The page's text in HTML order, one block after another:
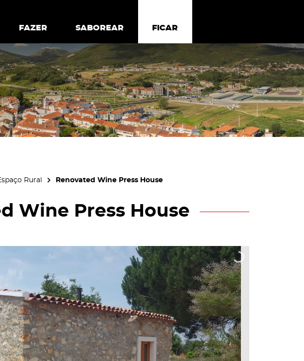
VISITAR FAZER SABOREAR FICAR
FAZER SABOREAR FICAR
Rural Renovated Wine Press House
Wine Press House